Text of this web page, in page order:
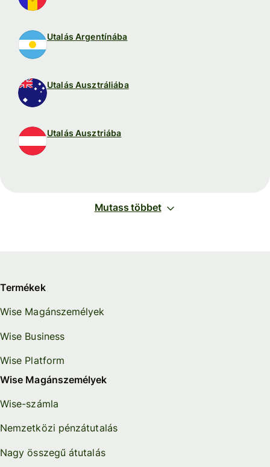
Utalás Argentínába
Utalás Ausztráliába
Utalás Ausztriába
Mutass többet
Termékek
Wise Magánszemélyek
Wise Business
Wise Platform
Wise Magánszemélyek
Wise-számla
Nemzetközi pénzátutalás
Nagy összegű átutalás